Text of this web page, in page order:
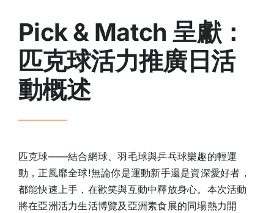
Pick & Match 呈獻：
匹克球活力推廣日活
動概述
匹克球——結合網球、羽毛球與乒乓球樂趣的輕運
動，正風靡全球!無論你是運動新手還是資深愛好者，
都能快速上手，在歡笑與互動中釋放身心。本次活動
將在亞洲活力生活博覽及亞洲素食展的同場熱力開